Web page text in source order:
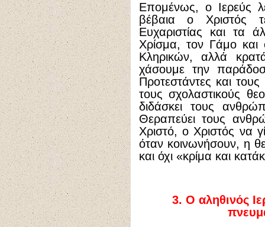
Επομένως, ο Ιερεύς
βέβαια ο Χριστός
Ευχαριστίας και τα
Χρίσμα, τον Γάμο
Κληρικών, αλλά
χάσουμε την
Προτεστάντες και
τους σχολαστικούς
διδάσκει τους
Θεραπεύει τους
Χριστό, ο Χριστός να
όταν κοινωνήσουν, η
και όχι «κρίμα και
3. Ο αληθινός